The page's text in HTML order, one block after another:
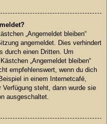
„Angemeldet bleiben“
angemeldet. Dies verhindert
durch einen Dritten. Um
„Angemeldet bleiben“
empfehlenswert, wenn du dich
in einem Internetcafé,
steht, dann wurde sie
ausgeschaltet.